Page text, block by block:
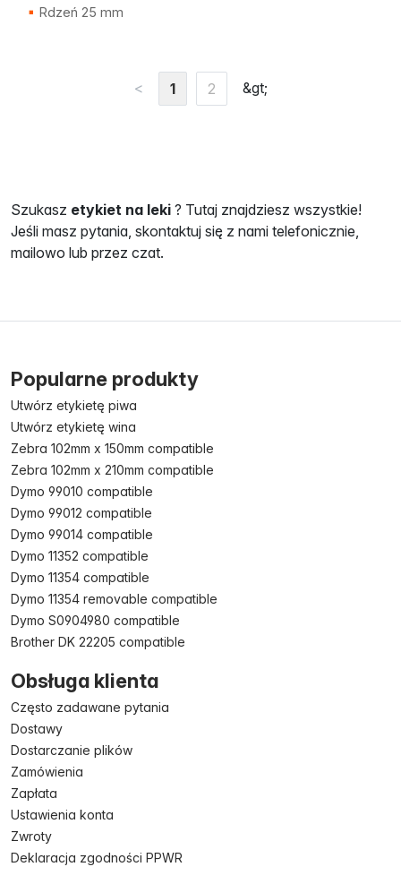
Rdzeń 25 mm
< 1 2 &gt;
Szukasz etykiet na leki ? Tutaj znajdziesz wszystkie!
Jeśli masz pytania, skontaktuj się z nami telefonicznie,
mailowo lub przez czat.
Popularne produkty
Utwórz etykietę piwa
Utwórz etykietę wina
Zebra 102mm x 150mm compatible
Zebra 102mm x 210mm compatible
Dymo 99010 compatible
Dymo 99012 compatible
Dymo 99014 compatible
Dymo 11352 compatible
Dymo 11354 compatible
Dymo 11354 removable compatible
Dymo S0904980 compatible
Brother DK 22205 compatible
Obsługa klienta
Często zadawane pytania
Dostawy
Dostarczanie plików
Zamówienia
Zapłata
Ustawienia konta
Zwroty
Deklaracja zgodności PPWR